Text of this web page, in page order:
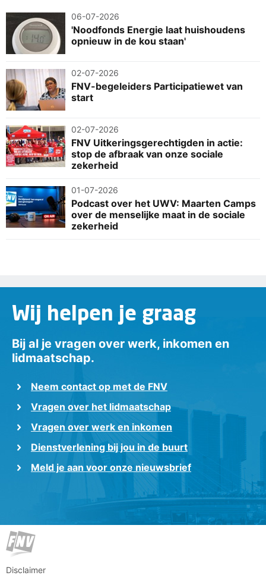
06-07-2026
'Noodfonds Energie laat huishoudens
opnieuw in de kou staan'
02-07-2026
FNV-begeleiders Participatiewet van
start
02-07-2026
FNV Uitkeringsgerechtigden in actie:
stop de afbraak van onze sociale
zekerheid
01-07-2026
Podcast over het UWV: Maarten Camps
over de menselijke maat in de sociale
zekerheid
Wij helpen je graag
Bij al je vragen over werk, inkomen en
lidmaatschap.
Neem contact op met de FNV
Vragen over het lidmaatschap
Vragen over werk en inkomen
Dienstverlening bij jou in de buurt
Meld je aan voor onze nieuwsbrief
Disclaimer